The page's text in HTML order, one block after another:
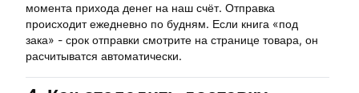
момента прихода денег на наш счёт. Отправка
происходит ежедневно по будням. Если книга «под
зака» - срок отправки смотрите на странице товара, он
расчитыватся автоматически.